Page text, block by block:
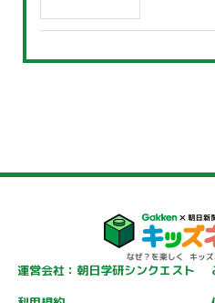
運営会社：朝日学研シンクエスト